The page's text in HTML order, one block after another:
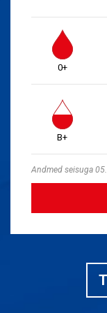
0+
B+
Andmed seisuga